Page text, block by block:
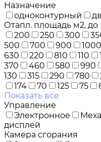
Назначение
одноконтурный
Отапл. площадь м2, до
200
250 300
500
700 900 1000
630
220 810 110
370
460 580 990
130
315 290 780
174
70 125 75
Показать все
Управление
Электронное
дисплей
Камера сгорания